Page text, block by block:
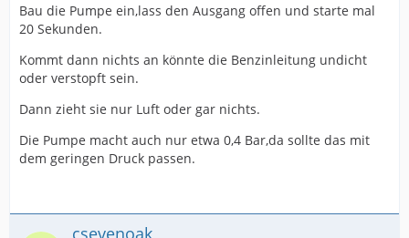
Bau die Pumpe ein,lass den Ausgang offen und starte mal
20 Sekunden.
Kommt dann nichts an könnte die Benzinleitung undicht
oder verstopft sein.
Dann zieht sie nur Luft oder gar nichts.
Die Pumpe macht auch nur etwa 0,4 Bar,da sollte das mit
dem geringen Druck passen.
csevenoak